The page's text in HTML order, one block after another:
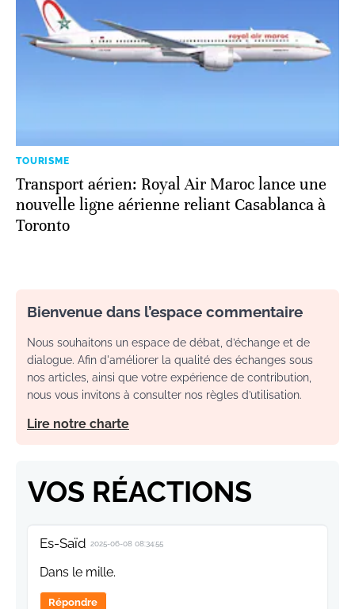
TOURISME
Transport aérien: Royal Air Maroc lance une
nouvelle ligne aérienne reliant Casablanca à
Toronto
Bienvenue dans l’espace commentaire
Nous souhaitons un espace de débat, d’échange et de
dialogue. Afin d'améliorer la qualité des échanges sous
nos articles, ainsi que votre expérience de contribution,
nous vous invitons à consulter nos règles d’utilisation.
Lire notre charte
VOS RÉACTIONS
Es-Saïd 2025-06-08 08:34:55
Dans le mille.
Répondre